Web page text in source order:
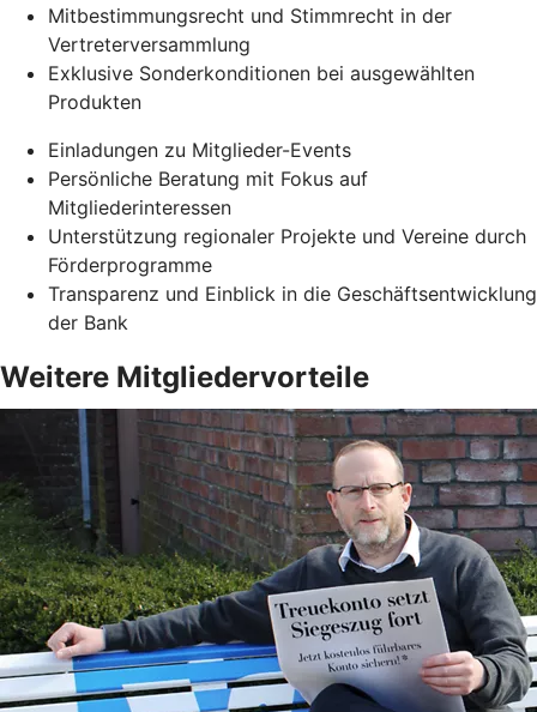
Mitbestimmungsrecht und Stimmrecht in der
Vertreterversammlung
Exklusive Sonderkonditionen bei ausgewählten
Produkten
Einladungen zu Mitglieder-Events
Persönliche Beratung mit Fokus auf
Mitgliederinteressen
Unterstützung regionaler Projekte und Vereine durch
Förderprogramme
Transparenz und Einblick in die Geschäftsentwicklung
der Bank
Weitere Mitgliedervorteile